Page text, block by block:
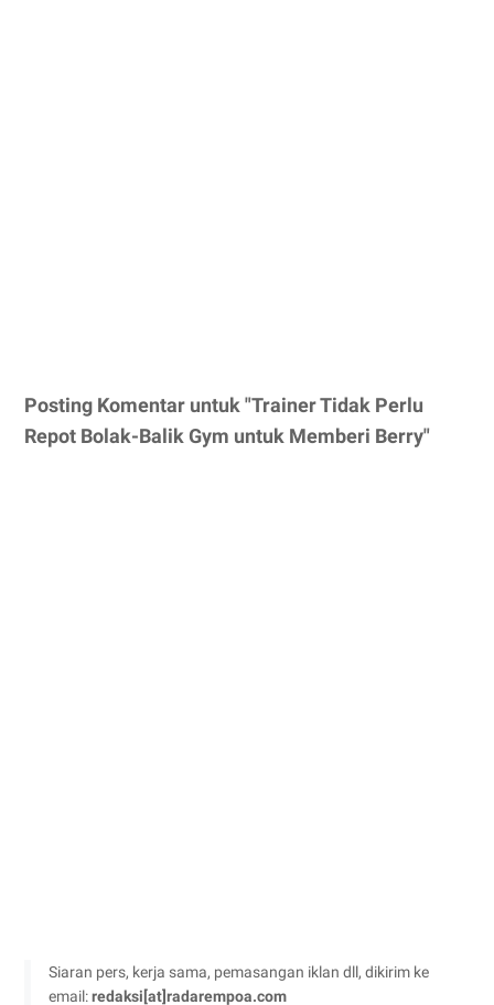
Posting Komentar untuk "Trainer Tidak Perlu
Repot Bolak-Balik Gym untuk Memberi Berry"
Siaran pers, kerja sama, pemasangan iklan dll, dikirim ke
email:redaksi[at]radarempoa.com